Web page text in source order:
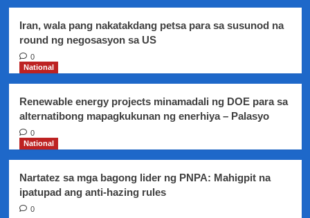
Iran, wala pang nakatakdang petsa para sa susunod na
round ng negosasyon sa US
0
National
Renewable energy projects minamadali ng DOE para sa
alternatibong mapagkukunan ng enerhiya – Palasyo
0
National
Nartatez sa mga bagong lider ng PNPA: Mahigpit na
ipatupad ang anti-hazing rules
0